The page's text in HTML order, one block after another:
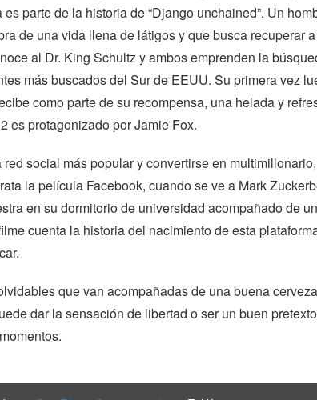
parte de la historia de “Django unchained”. Un
de una vida llena de látigos y que busca recuperar
al Dr. King Schultz y ambos emprenden la
más buscados del Sur de EEUU. Su primera vez
como parte de su recompensa, una helada y
es protagonizado por Jamie Fox.
social más popular y convertirse en
la película Facebook, cuando se ve a Mark
en su dormitorio de universidad acompañado de
cuenta la historia del nacimiento de esta
que van acompañadas de una buena
dar la sensación de libertad o ser un buen